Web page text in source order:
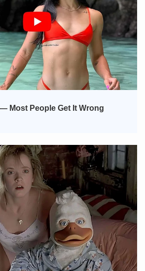
CHATBOT CỦA